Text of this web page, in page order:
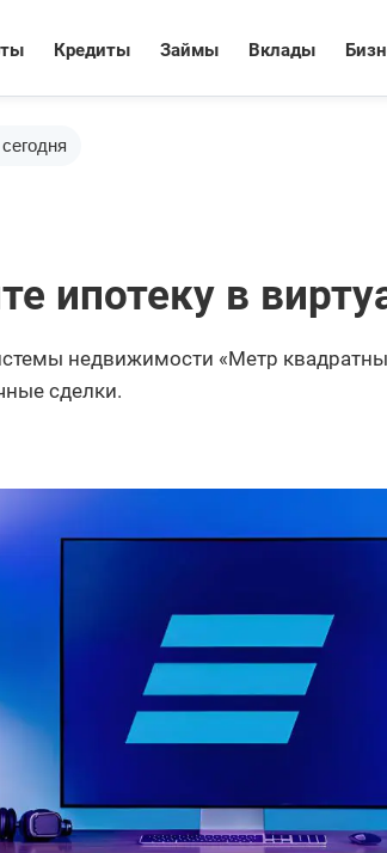
Кредиты Займы Вклады
ипотеку в
недвижимости «Метр
сделки.